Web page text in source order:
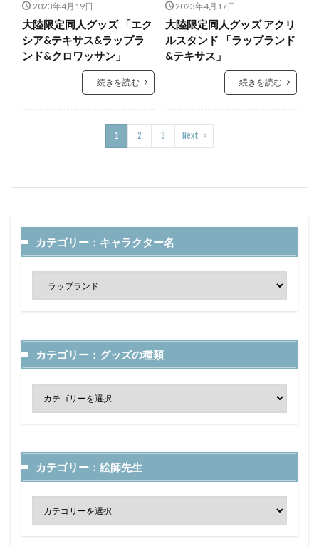
2023年4月19日
大陸限定同人グッズ 「エク
シア&テキサス&ラップラ
ンド&クロワッサン」
続きを読む
2023年4月17日
大陸限定同人グッズ アクリ
ルスタンド 「ラップランド
&テキサス」
続きを読む
1 2 3 Next
カテゴリー：キャラクター名
カテゴリー：グッズの種類
カテゴリー：絵師先生